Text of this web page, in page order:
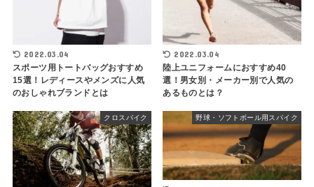
2022.03.04
スポーツ用トートバッグおすすめ
15選！レディースやメンズに人気
のおしゃれブランドとは
2022.03.04
陸上ユニフォームにおすすめ40
選！男女別・メーカー別で人気の
あるものとは？
クロスバイク 野球・ソフトボール用スパイク